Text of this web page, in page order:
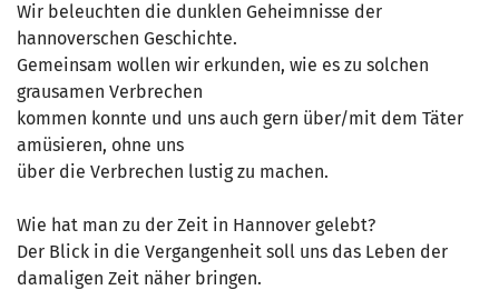
Wir beleuchten die dunklen Geheimnisse der
hannoverschen Geschichte.
Gemeinsam wollen wir erkunden, wie es zu solchen
grausamen Verbrechen
kommen konnte und uns auch gern über/mit dem Täter
amüsieren, ohne uns
über die Verbrechen lustig zu machen.
Wie hat man zu der Zeit in Hannover gelebt?
Der Blick in die Vergangenheit soll uns das Leben der
damaligen Zeit näher bringen.